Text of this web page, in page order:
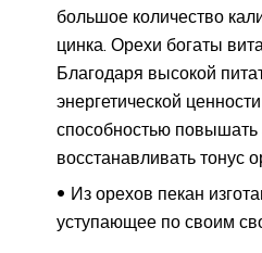
большое количество
цинка. Орехи богаты
Благодаря высокой
энергетической
способностью повышать
восстанавливать тонус
Из орехов пекан
уступающее по своим